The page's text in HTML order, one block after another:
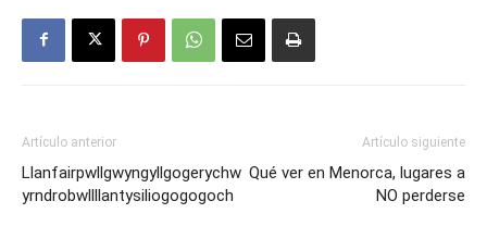
Artículo anterior
Llanfairpwllgwyngyllgogerychw
yrndrobwllllantysiliogogogoch
Artículo siguiente
Qué ver en Menorca, lugares a
NO perderse